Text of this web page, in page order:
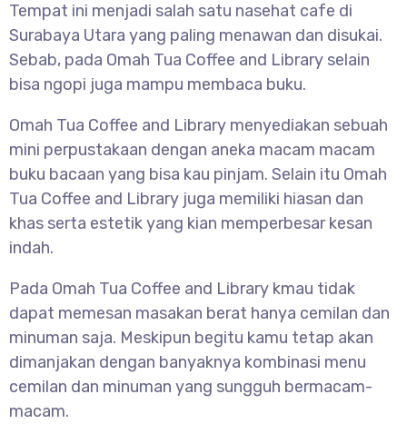
Tempat ini menjadi salah satu nasehat cafe di
Surabaya Utara yang paling menawan dan disukai.
Sebab, pada Omah Tua Coffee and Library selain
bisa ngopi juga mampu membaca buku.
Omah Tua Coffee and Library menyediakan sebuah
mini perpustakaan dengan aneka macam macam
buku bacaan yang bisa kau pinjam. Selain itu Omah
Tua Coffee and Library juga memiliki hiasan dan
khas serta estetik yang kian memperbesar kesan
indah.
Pada Omah Tua Coffee and Library kmau tidak
dapat memesan masakan berat hanya cemilan dan
minuman saja. Meskipun begitu kamu tetap akan
dimanjakan dengan banyaknya kombinasi menu
cemilan dan minuman yang sungguh bermacam-
macam.